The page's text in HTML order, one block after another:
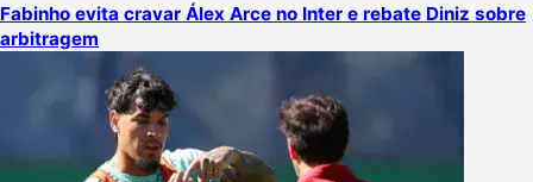
Fabinho evita cravar Álex Arce no Inter e rebate Diniz sobre
arbitragem